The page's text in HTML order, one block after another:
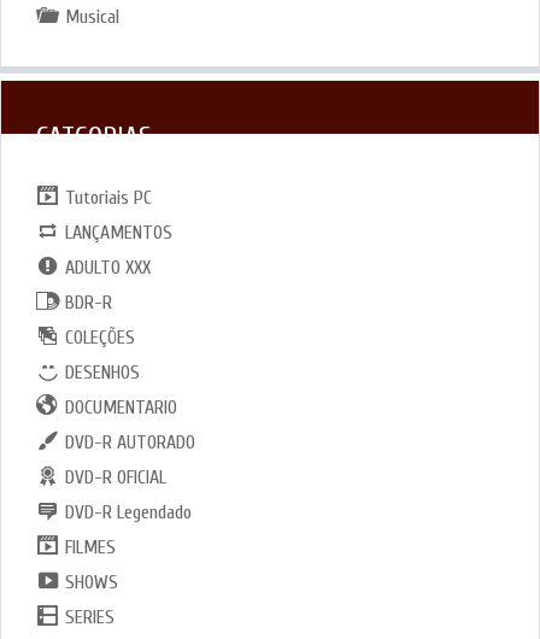
Musical
CATGORIAS
Tutoriais PC
LANÇAMENTOS
ADULTO XXX
BDR-R
COLEÇÕES
DESENHOS
DOCUMENTARIO
DVD-R AUTORADO
DVD-R OFICIAL
DVD-R Legendado
FILMES
SHOWS
SERIES